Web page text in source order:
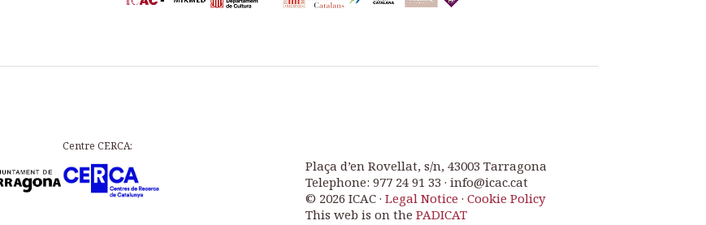
Centre CERCA:
Plaça d’en Rovellat, s/n, 43003 Tarragona
Telephone: 977 24 91 33 · info@icac.cat
© 2026 ICAC ·Legal Notice ·Cookie Policy
This web is on thePADICAT